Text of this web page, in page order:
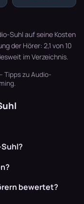
Garten läu…
Suhl auf seine Kosten
der Hörer: 2,1 von 10
im Verzeichnis.
Tipps zu Audio-
bewertet?